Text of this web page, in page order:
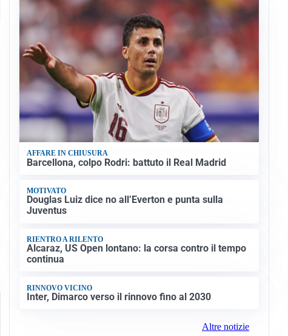
AFFARE IN CHIUSURA
Barcellona, colpo Rodri: battuto il Real Madrid
MOTIVATO
Douglas Luiz dice no all’Everton e punta sulla
Juventus
RIENTRO A RILENTO
Alcaraz, US Open lontano: la corsa contro il tempo
continua
RINNOVO VICINO
Inter, Dimarco verso il rinnovo fino al 2030
Altre notizie